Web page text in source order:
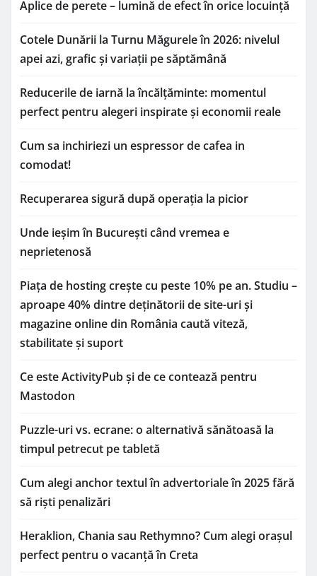
Aplice de perete – lumină de efect în orice locuință
Cotele Dunării la Turnu Măgurele în 2026: nivelul
apei azi, grafic și variații pe săptămână
Reducerile de iarnă la încălțăminte: momentul
perfect pentru alegeri inspirate și economii reale
Cum sa inchiriezi un espressor de cafea in
comodat!
Recuperarea sigură după operația la picior
Unde ieșim în București când vremea e
neprietenosă
Piața de hosting crește cu peste 10% pe an. Studiu –
aproape 40% dintre deținătorii de site-uri și
magazine online din România caută viteză,
stabilitate și suport
Ce este ActivityPub și de ce contează pentru
Mastodon
Puzzle-uri vs. ecrane: o alternativă sănătoasă la
timpul petrecut pe tabletă
Cum alegi anchor textul în advertoriale în 2025 fără
să riști penalizări
Heraklion, Chania sau Rethymno? Cum alegi orașul
perfect pentru o vacanță în Creta